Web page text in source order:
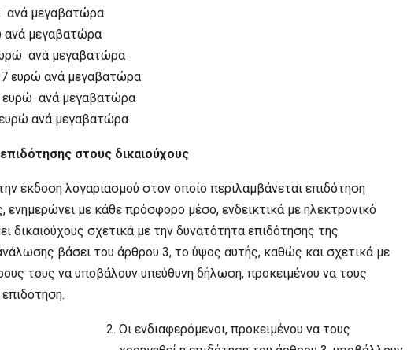
ανά μεγαβατώρα
ανά μεγαβατώρα
ανά μεγαβατώρα
ευρώ ανά μεγαβατώρα
ανά μεγαβατώρα
ανά μεγαβατώρα
στους δικαιούχους
έκδοση λογαριασμού στον οποίο περιλαμβάνεται επιδότηση
ενημερώνει με κάθε πρόσφορο μέσο, ενδεικτικά με ηλεκτρονικό
δικαιούχους σχετικά με την δυνατότητα επιδότησης της
βάσει του άρθρου 3, το ύψος αυτής, καθώς και σχετικά με
τους να υποβάλουν υπεύθυνη δήλωση, προκειμένου να τους
Οι ενδιαφερόμενοι, προκειμένου να τους